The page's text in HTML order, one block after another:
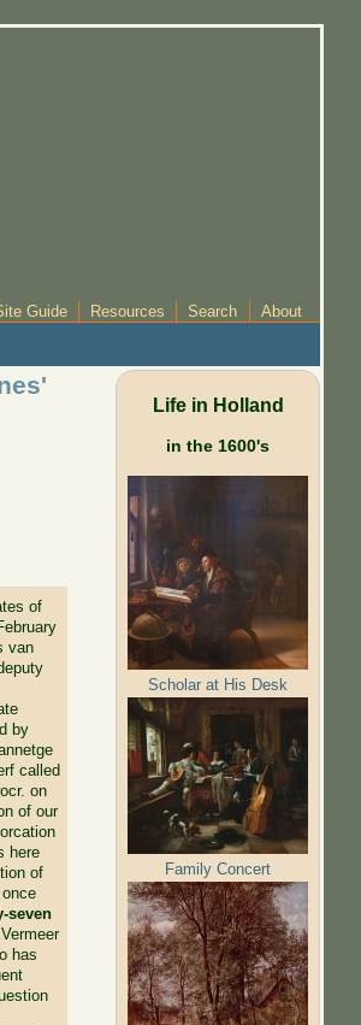
Guide Resources Search About
of
van
by
called
on
of our
here
of
once
seven
has
Life in Holland
in the 1600's
Scholar at His Desk
Family Concert